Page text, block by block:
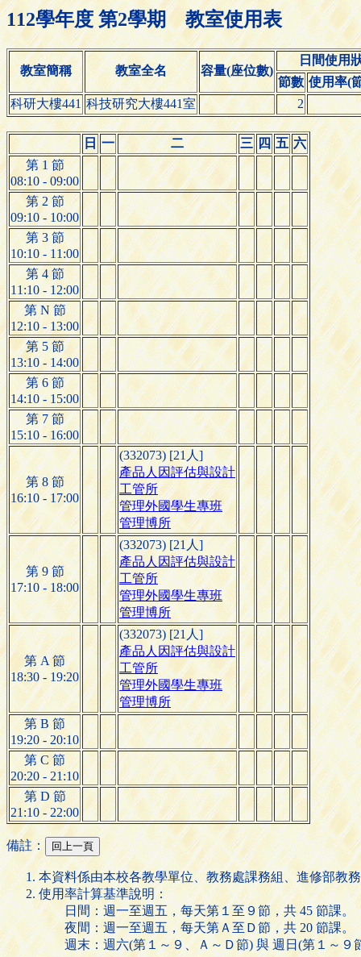
112學年度 第2學期 教室使用表
教室簡稱 教室全名 容量(座位數)
日間使用
節數 使用率(
科研大樓441 科技研究大樓441室 2
日 一 二 三 四 五 六
第 1 節
08:10 - 09:00
第 2 節
09:10 - 10:00
第 3 節
10:10 - 11:00
第 4 節
11:10 - 12:00
第 N 節
12:10 - 13:00
第 5 節
13:10 - 14:00
第 6 節
14:10 - 15:00
第 7 節
15:10 - 16:00
第 8 節
16:10 - 17:00
(332073) [21人]
產品人因評估與設計
工管所
管理外國學生專班
管理博所
第 9 節
17:10 - 18:00
(332073) [21人]
產品人因評估與設計
工管所
管理外國學生專班
管理博所
第 A 節
18:30 - 19:20
(332073) [21人]
產品人因評估與設計
工管所
管理外國學生專班
管理博所
第 B 節
19:20 - 20:10
第 C 節
20:20 - 21:10
第 D 節
21:10 - 22:00
備註：
本資料係由本校各教學單位、教務處課務組、進修部教
使用率計算基準說明：
日間：週一至週五，每天第１至９節，共 45 節課。
夜間：週一至週五，每天第Ａ至Ｄ節，共 20 節課。
週末：週六(第１～９、Ａ～Ｄ節) 與 週日(第１～９